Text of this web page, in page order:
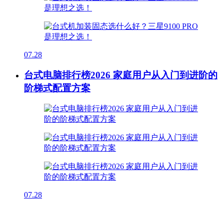
07.28
台式电脑排行榜2026 家庭用户从入门到进阶的
阶梯式配置方案
07.28